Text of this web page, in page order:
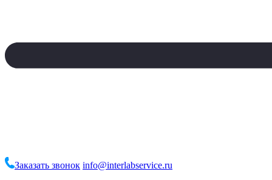
Заказать звонок info@interlabservice.ru